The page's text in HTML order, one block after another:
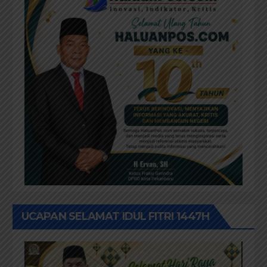
UCAPAN SELAMAT IDUL FITRI 1447H